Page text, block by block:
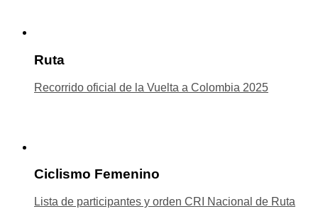
Ruta
Recorrido oficial de la Vuelta a Colombia 2025
Ciclismo Femenino
Lista de participantes y orden CRI Nacional de Ruta